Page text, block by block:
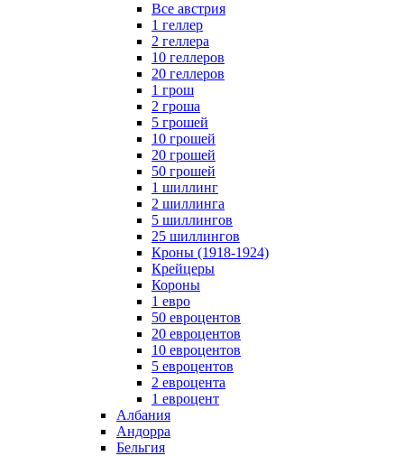
Все австрия
1 геллер
2 геллера
10 геллеров
20 геллеров
1 грош
2 гроша
5 грошей
10 грошей
20 грошей
50 грошей
1 шиллинг
2 шиллинга
5 шиллингов
25 шиллингов
Кроны (1918-1924)
Крейцеры
Короны
1 евро
50 евроцентов
20 евроцентов
10 евроцентов
5 евроцентов
2 евроцента
1 евроцент
Албания
Андорра
Бельгия